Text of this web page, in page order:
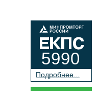
Подробнее...
5990